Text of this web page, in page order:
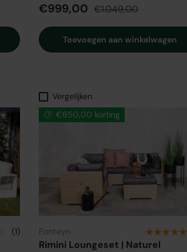
€999,00 €1.049,00
Toevoegen aan winkelwagen
(1)
Vergelijken
€650,00 korting
Fonteyn ★★★★★
Rimini Loungeset | Naturel